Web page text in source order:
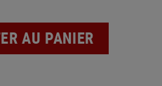
AU PANIER